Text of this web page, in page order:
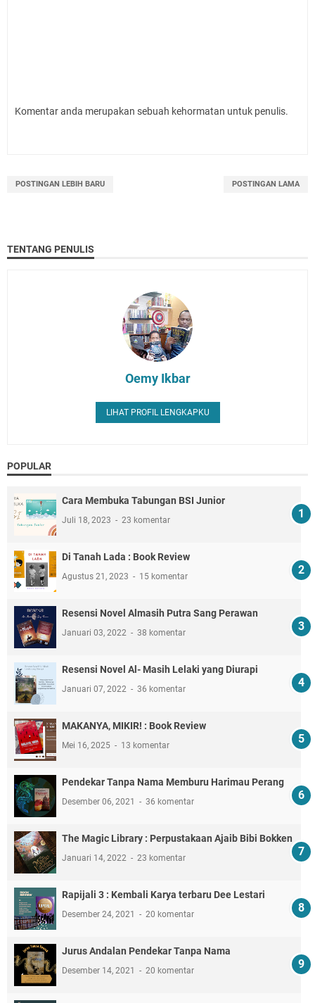
Komentar anda merupakan sebuah kehormatan untuk penulis.
POSTINGAN LEBIH BARU POSTINGAN LAMA
TENTANG PENULIS
Oemy Ikbar
LIHAT PROFIL LENGKAPKU
POPULAR
Cara Membuka Tabungan BSI Junior
Juli 18, 2023 23 komentar
Di Tanah Lada : Book Review
Agustus 21, 2023 15 komentar
Resensi Novel Almasih Putra Sang Perawan
Januari 03, 2022 38 komentar
Resensi Novel Al- Masih Lelaki yang Diurapi
Januari 07, 2022 36 komentar
MAKANYA, MIKIR! : Book Review
Mei 16, 2025 13 komentar
Pendekar Tanpa Nama Memburu Harimau Perang
Desember 06, 2021 36 komentar
The Magic Library : Perpustakaan Ajaib Bibi Bokken
Januari 14, 2022 23 komentar
Rapijali 3 : Kembali Karya terbaru Dee Lestari
Desember 24, 2021 20 komentar
Jurus Andalan Pendekar Tanpa Nama
Desember 14, 2021 20 komentar